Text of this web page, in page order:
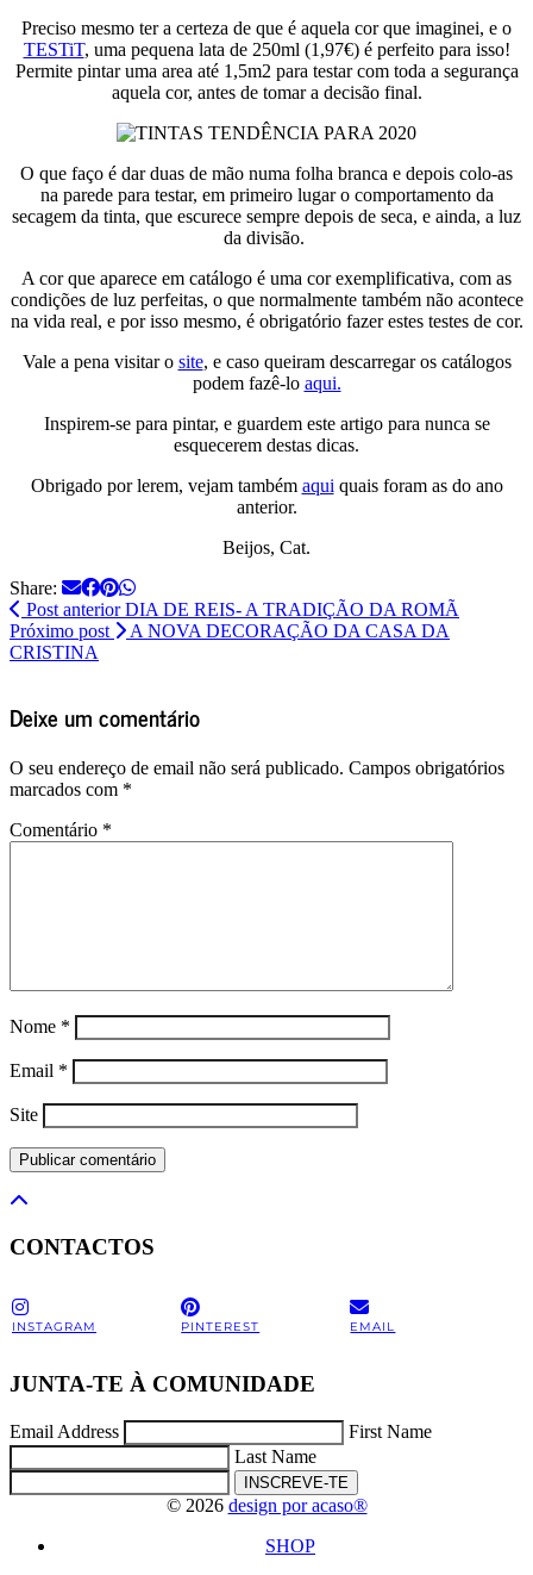
Preciso mesmo ter a certeza de que é aquela cor que imaginei, e o
TESTiT, uma pequena lata de 250ml (1,97€) é perfeito para isso!
Permite pintar uma area até 1,5m2 para testar com toda a segurança
aquela cor, antes de tomar a decisão final.
O que faço é dar duas de mão numa folha branca e depois colo-as
na parede para testar, em primeiro lugar o comportamento da
secagem da tinta, que escurece sempre depois de seca, e ainda, a luz
da divisão.
A cor que aparece em catálogo é uma cor exemplificativa, com as
condições de luz perfeitas, o que normalmente também não acontece
na vida real, e por isso mesmo, é obrigatório fazer estes testes de cor.
Vale a pena visitar o site, e caso queiram descarregar os catálogos
podem fazê-lo aqui.
Inspirem-se para pintar, e guardem este artigo para nunca se
esquecerem destas dicas.
Obrigado por lerem, vejam também aqui quais foram as do ano
anterior.
Beijos, Cat.
Share:
Post anteriorDIA DE REIS- A TRADIÇÃO DA ROMÃ
Próximo post
A NOVA DECORAÇÃO DA CASA DA
CRISTINA
Deixe um comentário
O seu endereço de email não será publicado. Campos obrigatórios
marcados com *
Comentário *
Nome *
Email *
Site
CONTACTOS
INSTAGRAM PINTEREST EMAIL
JUNTA-TE À COMUNIDADE
Email Address
First Name
Last Name
INSCREVE-TE
© 2026 design por acaso®
SHOP